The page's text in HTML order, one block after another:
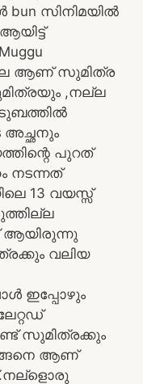
bun സിനിമയിൽ
ആണ് സുമിത്ര
,നല്ല
അച്ഛനും
പുറത്
നടന്നത്
13 വയസ്സ്
ആയിരുന്നു
വലിയ
ഇപ്പോഴും
സുമിത്രക്കും
ആണ്